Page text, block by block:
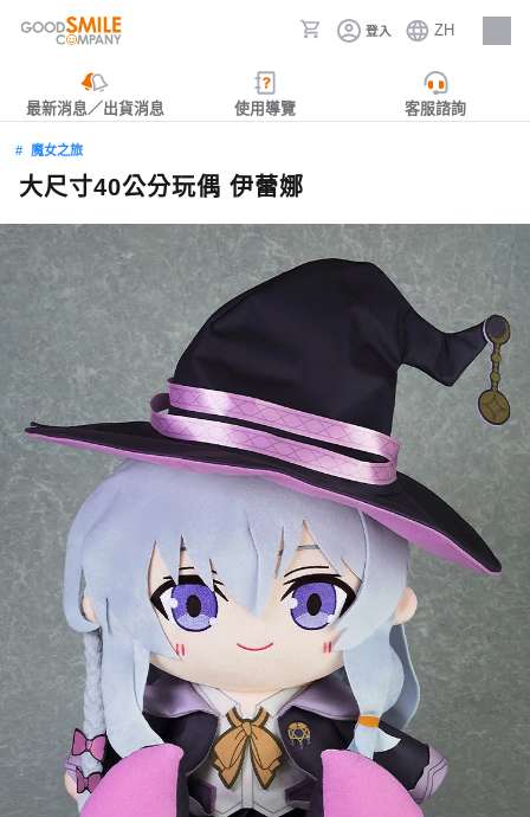
登入 ZH
人才招募
最新消息／出貨消息 使用導覽 客服諮詢
魔女之旅
大尺寸40公分玩偶 伊蕾娜